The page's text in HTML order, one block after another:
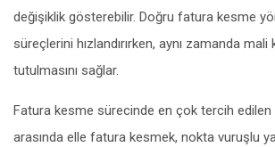
değişiklik gösterebilir. Doğru fatura kesme
süreçlerini hızlandırırken, aynı zamanda mali
tutulmasını sağlar.
Fatura kesme sürecinde en çok tercih
arasında elle fatura kesmek, nokta vuruşlu